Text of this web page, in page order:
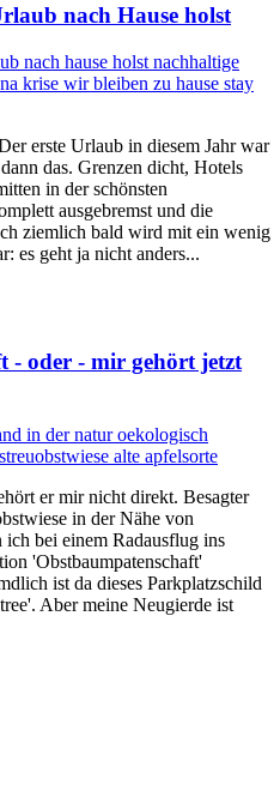
nach Hause holst
erste Urlaub in diesem Jahr war
das. Grenzen dicht, Hotels
in der schönsten
ausgebremst und die
ziemlich bald wird mit ein wenig
es geht ja nicht anders...
- oder - mir gehört jetzt
er mir nicht direkt. Besagter
in der Nähe von
bei einem Radausflug ins
'Obstbaumpatenschaft'
ist da dieses Parkplatzschild
Aber meine Neugierde ist